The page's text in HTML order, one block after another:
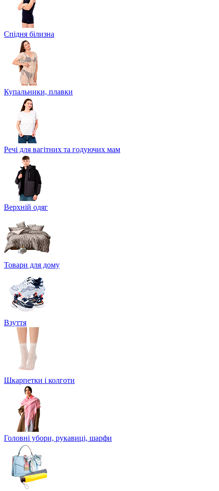
Спідня білизна
Купальники, плавки
Речі для вагітних та годуючих мам
Верхній одяг
Товари для дому
Взуття
Шкарпетки і колготи
Головні убори, рукавиці, шарфи